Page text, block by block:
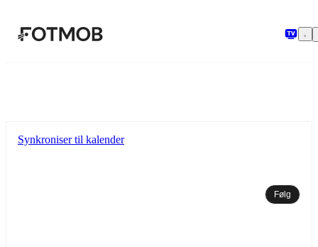
Synkroniser til kalender
Følg